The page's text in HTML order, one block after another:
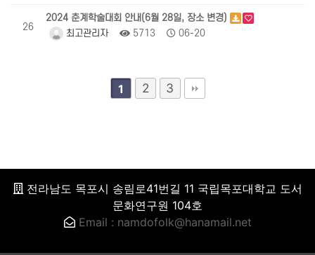
26
2024 춘계학술대회 안내(6월 28일, 장소 변경)
최고관리자
5713 06-20
1 2 3
전라남도 목포시 송림로41번길 11 국립목포대학교 도서
문화연구원 104호
Email : namdofolk@hanamail.net